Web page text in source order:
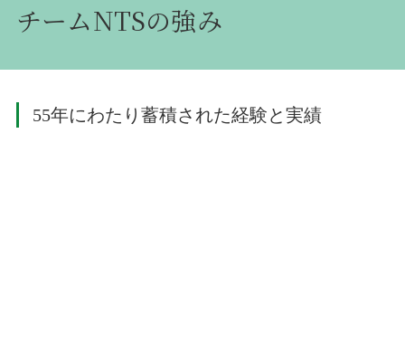
チームNTSの強み
55年にわたり蓄積された経験と実績